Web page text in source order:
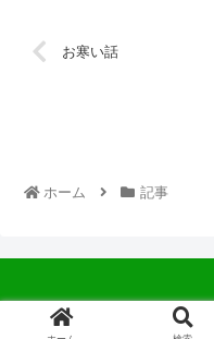
お寒い話
ホーム 記事
©